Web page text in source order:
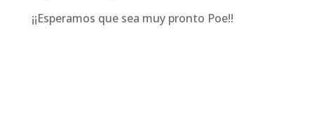
¡¡Esperamos que sea muy pronto Poe!!